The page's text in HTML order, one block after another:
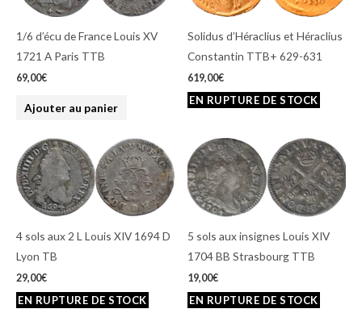
1/6 d’écu de France Louis XV
1721 A Paris TTB
69,00€
Ajouter au panier
Solidus d’Héraclius et Héraclius
Constantin TTB+ 629-631
619,00€
4 sols aux 2 L Louis XIV 1694 D
Lyon TB
29,00€
5 sols aux insignes Louis XIV
1704 BB Strasbourg TTB
19,00€